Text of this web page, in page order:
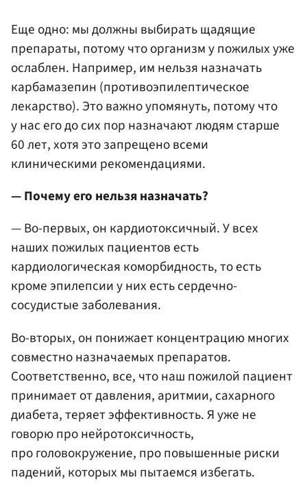
Еще одно: мы должны выбирать щадящие
препараты, потому что организм у пожилых уже
ослаблен. Например, им нельзя назначать
карбамазепин (противоэпилептическое
лекарство). Это важно упомянуть, потому что
у нас его до сих пор назначают людям старше
60 лет, хотя это запрещено всеми
клиническими рекомендациями.
— Почему его нельзя назначать?
— Во-первых, он кардиотоксичный. У всех
наших пожилых пациентов есть
кардиологическая коморбидность, то есть
кроме эпилепсии у них есть сердечно-
сосудистые заболевания.
Во-вторых, он понижает концентрацию многих
совместно назначаемых препаратов.
Соответственно, все, что наш пожилой пациент
принимает от давления, аритмии, сахарного
диабета, теряет эффективность. Я уже не
говорю про нейротоксичность,
про головокружение, про повышенные риски
падений, которых мы пытаемся избегать.